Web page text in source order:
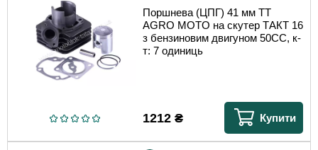
Поршнева (ЦПГ) 41 мм TT
AGRO MOTO на скутер ТАКТ 16
з бензиновим двигуном 50СС, к-
т: 7 одиниць
1212₴ Купити